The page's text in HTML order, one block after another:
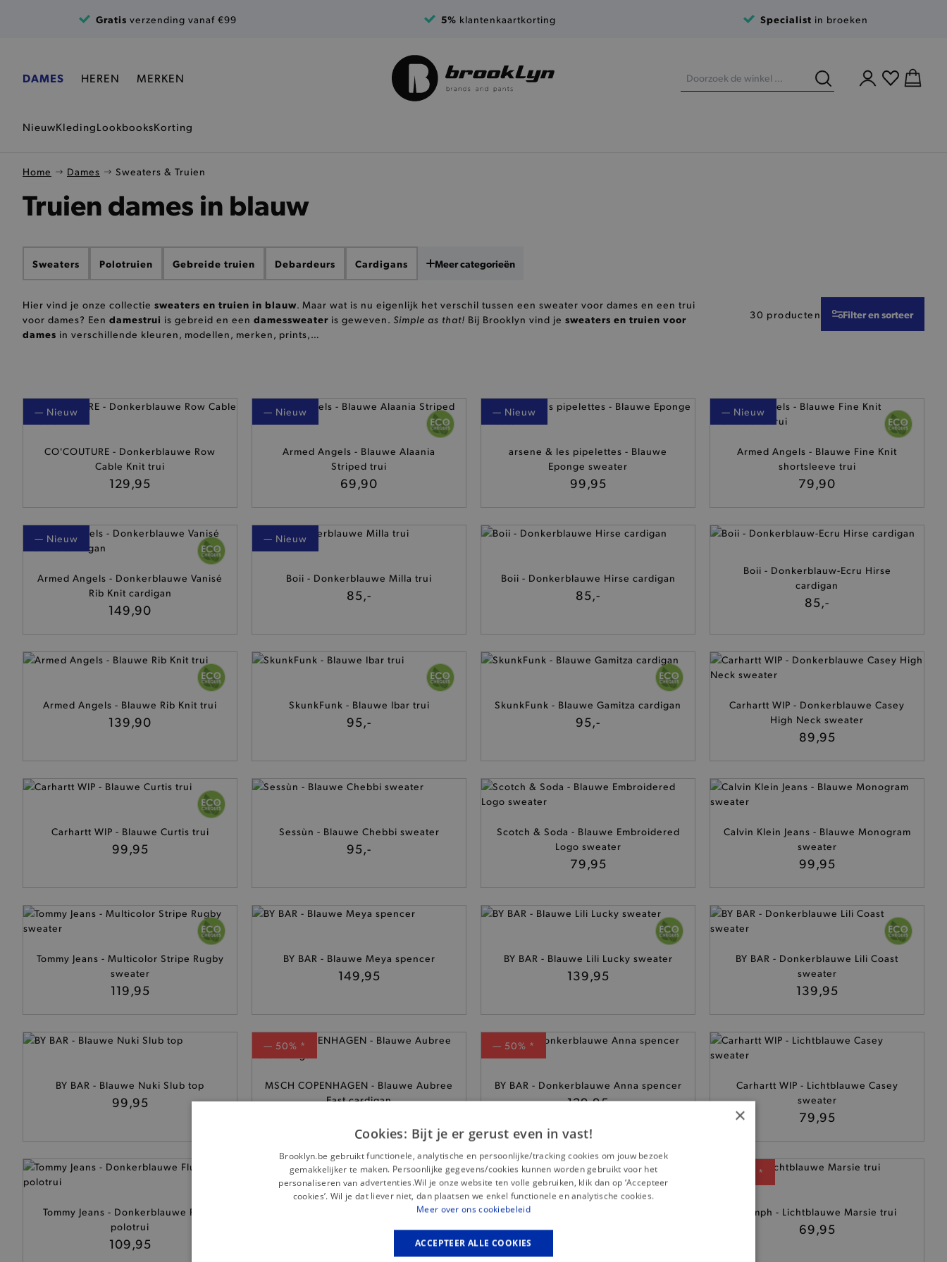
Gratis verzending vanaf €99 5% klantenkaartkorting Specialist in broeken
DAMES HEREN MERKEN
NieuwKledingLookbooksKorting
Home Dames Sweaters & Truien
Sweaters Polotruien Gebreide truien Debardeurs Cardigans Meer categorieën
Hier vind je onze collectie sweaters en truien in blauw. Maar wat is nu eigenlijk het verschil tussen een sweater voor dames en een trui
voor dames? Een damestrui is gebreid en een damessweater is geweven. Simple as that! Bij Brooklyn vind je sweaters en truien voor
dames in verschillende kleuren, modellen, merken, prints,…
30 producten Filter en sorteer
— Nieuw
CO'COUTURE - Donkerblauwe Row
Cable Knit trui
129,95
— Nieuw
Armed Angels - Blauwe Alaania
Striped trui
69,90
— Nieuw
arsene & les pipelettes - Blauwe
Eponge sweater
99,95
— Nieuw
Armed Angels - Blauwe Fine Knit
shortsleeve trui
79,90
— Nieuw
Armed Angels - Donkerblauwe Vanisé
Rib Knit cardigan
149,90
— Nieuw
Boii - Donkerblauwe Milla trui
85,-
Boii - Donkerblauwe Hirse cardigan
85,-
Boii - Donkerblauw-Ecru Hirse
cardigan
85,-
Armed Angels - Blauwe Rib Knit trui
139,90
SkunkFunk - Blauwe Ibar trui
95,-
SkunkFunk - Blauwe Gamitza cardigan
95,-
Carhartt WIP - Donkerblauwe Casey
High Neck sweater
89,95
Carhartt WIP - Blauwe Curtis trui
99,95
Sessùn - Blauwe Chebbi sweater
95,-
Scotch & Soda - Blauwe Embroidered
Logo sweater
79,95
Calvin Klein Jeans - Blauwe Monogram
sweater
99,95
Tommy Jeans - Multicolor Stripe Rugby
sweater
119,95
BY BAR - Blauwe Meya spencer
149,95
BY BAR - Blauwe Lili Lucky sweater
139,95
BY BAR - Donkerblauwe Lili Coast
sweater
139,95
BY BAR - Blauwe Nuki Slub top
99,95
— 50% *
MSCH COPENHAGEN - Blauwe Aubree
East cardigan
— 50% *
BY BAR - Donkerblauwe Anna spencer
129,95
Carhartt WIP - Lichtblauwe Casey
sweater
79,95
Tommy Jeans - Donkerblauwe Fluffy
polotrui
109,95
Carhartt WIP - Lichtblauwe Casey
— 50% *
Nümph - Donkerblauwe Dajana glitter
— 50% *
Nümph - Lichtblauwe Marsie trui
69,95
Truien dames in blauw
×
Cookies: Bijt je er gerust even in vast!
Brooklyn.be gebruikt functionele, analytische en persoonlijke/tracking cookies om jouw bezoek
gemakkelijker te maken. Persoonlijke gegevens/cookies kunnen worden gebruikt voor het
personaliseren van advertenties.Wil je onze website ten volle gebruiken, klik dan op ‘Accepteer
cookies’. Wil je dat liever niet, dan plaatsen we enkel functionele en analytische cookies.
Meer over ons cookiebeleid
ACCEPTEER ALLE COOKIES